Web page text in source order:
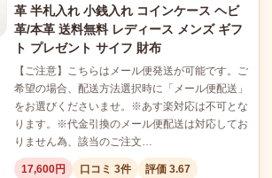
革 半札入れ 小銭入れ コインケース ヘビ
革/本革 送料無料 レディース メンズ ギフ
ト プレゼント サイフ 財布
【ご注意】こちらはメール便発送が可能です。ご
希望の場合、配送方法選択時に「メール便配送」
をお選びくださいませ。※あす楽対応は不可とな
ります。※代金引換のメール便配送は対応してお
りません為、該当のご注文…
17,600円 口コミ 3件
評価 3.67